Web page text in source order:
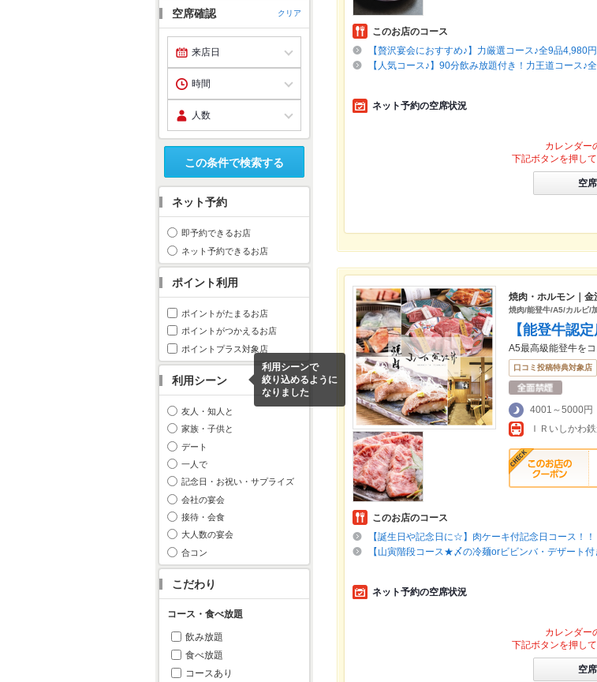
空席確認 クリア
この条件で検索する
ネット予約
即予約できるお店
ネット予約できるお店
ポイント利用
ポイントがたまるお店
ポイントがつかえるお店
ポイントプラス対象店
利用シーン
利用シーンで
絞り込めるように
なりました
友人・知人と
家族・子供と
デート
一人で
記念日・お祝い・サプライズ
会社の宴会
接待・会食
大人数の宴会
合コン
こだわり
コース・食べ放題
飲み放題
食べ放題
コースあり
このお店のコース
【贅沢宴会におすすめ♪】力厳選コース♪全9品4,980
【人気コース♪】90分飲み放題付き！力王道コース♪
ネット予約の空席状況
カレンダー
下記ボタンを押し
空
焼肉・ホルモン｜金
焼肉/能登牛/A5/カルビ/
【能登牛認
A5最高級能登牛を
口コミ投稿特典対象店
4001～5000円
ＩＲいしかわ
このお店のコース
【誕生日や記念日に☆】肉ケーキ付記念日コース！！
【山寅階段コース★〆の冷麺orビビンバ・デザート
ネット予約の空席状況
カレンダー
下記ボタンを押し
空